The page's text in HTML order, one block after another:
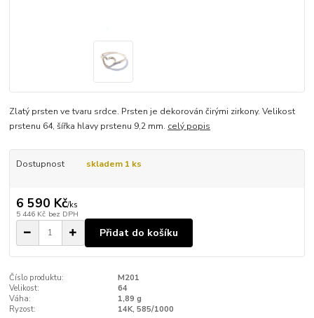
Zlatý prsten ve tvaru srdce. Prsten je dekorován čirými zirkony. Velikost
prstenu 64, šířka hlavy prstenu 9,2 mm. celý popis
Dostupnost skladem 1 ks
6 590 Kč/ks
5 446 Kč bez DPH
Přidat do košíku
Číslo produktu:
M201
Velikost:
64
Váha:
1,89 g
Ryzost:
14K, 585/1000